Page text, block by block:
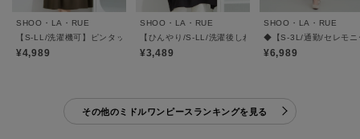
SHOO・LA・RUE
【S-LL/洗濯機可】ピンタックデザインがサマ見え Aラインワンピース
¥4,989
SHOO・LA・RUE
【ひんやり/S-LL/洗濯後しわになりにくい】体型カバ
¥3,489
SHOO・LA・RUE
◆【S-3L/通勤/セレモニ
¥6,989
その他のミドルワンピースランキングを見る